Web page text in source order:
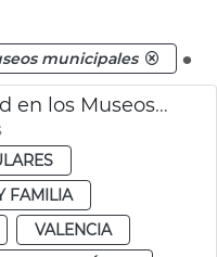
municipales .
Actividades de Navidad en los Museos Municipales
FAMILIA
VALENCIA